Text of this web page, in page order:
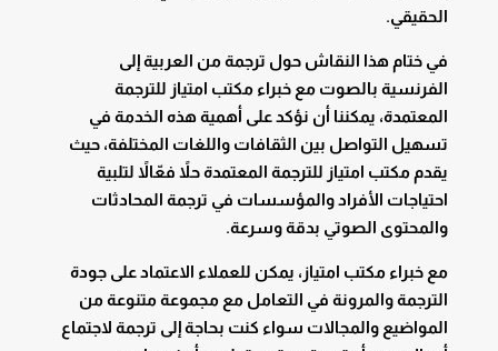
الحقيقي.
في ختام هذا النقاش حول ترجمة من العربية إلى
الفرنسية بالصوت مع خبراء مكتب امتياز للترجمة
المعتمدة، يمكننا أن نؤكد على أهمية هذه الخدمة في
تسهيل التواصل بين الثقافات واللغات المختلفة، حيث
يقدم مكتب امتياز للترجمة المعتمدة حلاً فعّالاً لتلبية
احتياجات الأفراد والمؤسسات في ترجمة المحادثات
والمحتوى الصوتي بدقة وسرعة.
مع خبراء مكتب امتياز، يمكن للعملاء الاعتماد على جودة
الترجمة والمرونة في التعامل مع مجموعة متنوعة من
المواضيع والمجالات سواء كنت بحاجة إلى ترجمة لاجتماع